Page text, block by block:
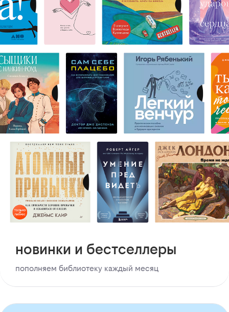
новинки и бестселлеры
пополняем библиотеку каждый месяц